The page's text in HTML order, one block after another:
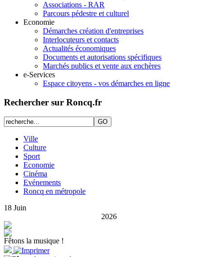
Associations - RAR
Parcours pédestre et culturel
Economie
Démarches création d'entreprises
Interlocuteurs et contacts
Actualités économiques
Documents et autorisations spécifiques
Marchés publics et vente aux enchères
e-Services
Espace citoyens - vos démarches en ligne
Rechercher sur Roncq.fr
Ville
Culture
Sport
Economie
Cinéma
Evénements
Roncq en métropole
18 Juin
2026
Fêtons la musique !